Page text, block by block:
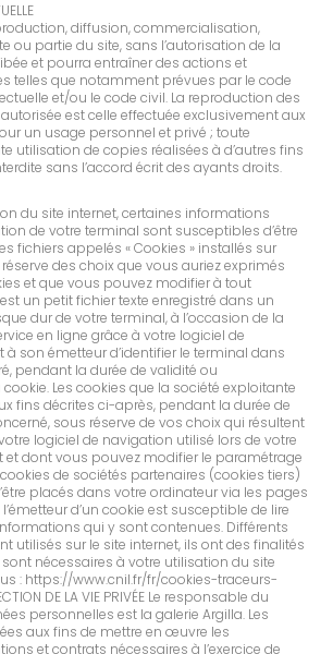
diffusion, commercialisation,
ou partie du site, sans l’autorisation de la
et pourra entraîner des actions et
telles que notamment prévues par le code
et/ou le code civil. La reproduction des
est celle effectuée exclusivement aux
un usage personnel et privé ; toute
utilisation de copies réalisées à d’autres fins
sans l’accord écrit des ayants droits.
du site internet, certaines informations
de votre terminal sont susceptibles d’être
fichiers appelés « Cookies » installés sur
des choix que vous auriez exprimés
et que vous pouvez modifier à tout
un petit fichier texte enregistré dans un
dur de votre terminal, à l’occasion de la
en ligne grâce à votre logiciel de
à son émetteur d’identifier le terminal dans
pendant la durée de validité ou
Les cookies que la société exploitante
fins décrites ci-après, pendant la durée de
sous réserve de vos choix qui résultent
logiciel de navigation utilisé lors de votre
et dont vous pouvez modifier le paramétrage
de sociétés partenaires (cookies tiers)
placés dans votre ordinateur via les pages
d’un cookie est susceptible de lire
qui y sont contenues. Différents
utilisés sur le site internet, ils ont des finalités
nécessaires à votre utilisation du site
: https://www.cnil.fr/fr/cookies-traceurs-
DE LA VIE PRIVÉE Le responsable du
personnelles est la galerie Argilla. Les
aux fins de mettre en œuvre les
et contrats nécessaires à l’exercice de